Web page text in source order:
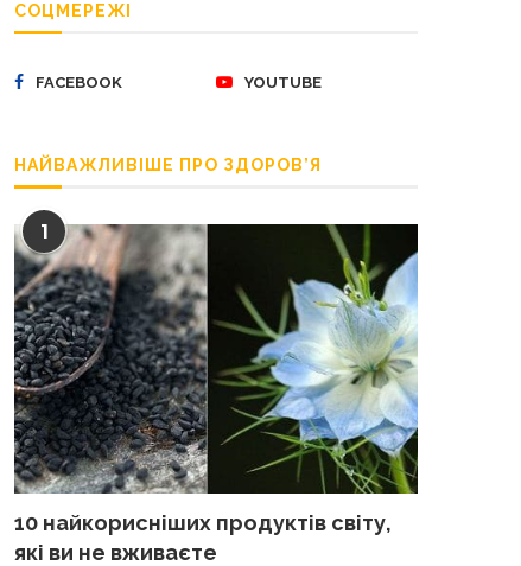
СОЦМЕРЕЖІ
FACEBOOK YOUTUBE
НАЙВАЖЛИВІШЕ ПРО ЗДОРОВ’Я
1
10 найкорисніших продуктів світу,
які ви не вживаєте